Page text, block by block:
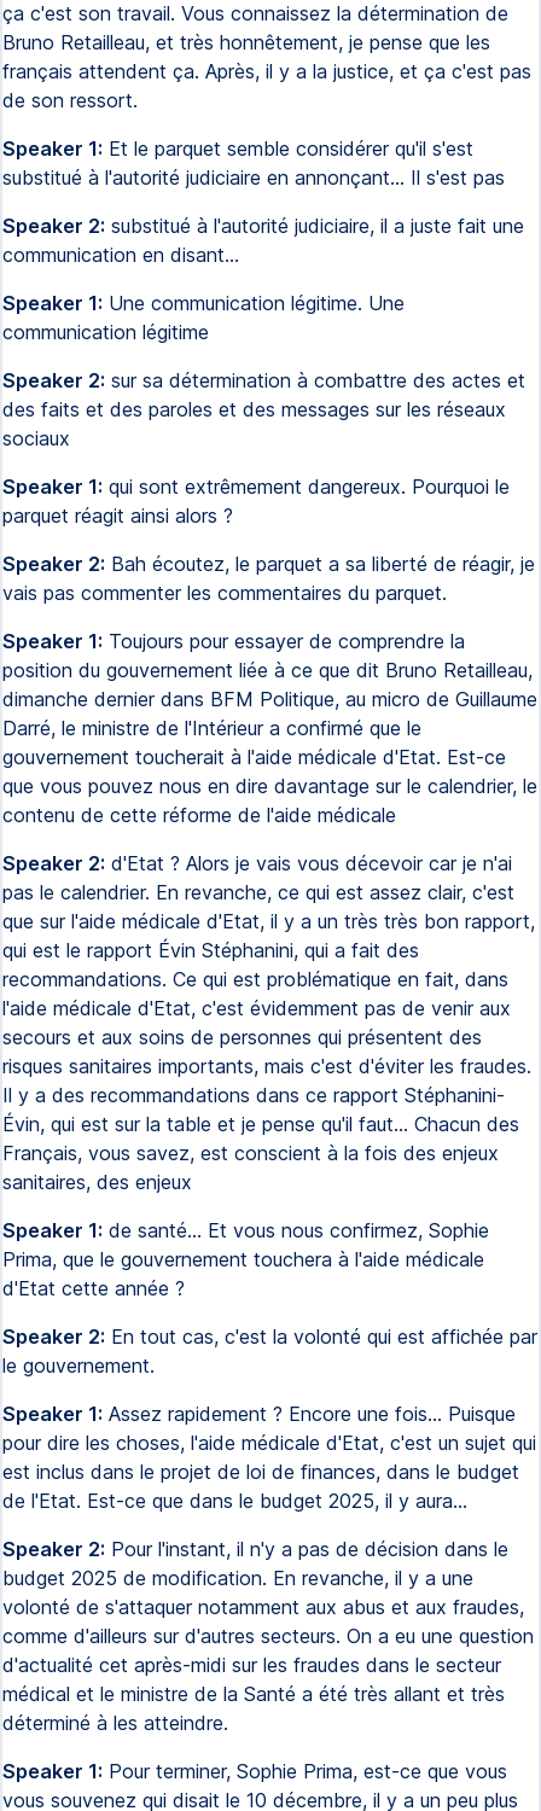
ça c'est son travail. Vous connaissez la détermination de
Bruno Retailleau, et très honnêtement, je pense que les
français attendent ça. Après, il y a la justice, et ça c'est pas
de son ressort.
Speaker 1: Et le parquet semble considérer qu'il s'est
substitué à l'autorité judiciaire en annonçant... Il s'est pas
Speaker 2: substitué à l'autorité judiciaire, il a juste fait une
communication en disant...
Speaker 1: Une communication légitime. Une
communication légitime
Speaker 2: sur sa détermination à combattre des actes et
des faits et des paroles et des messages sur les réseaux
sociaux
Speaker 1: qui sont extrêmement dangereux. Pourquoi le
parquet réagit ainsi alors ?
Speaker 2: Bah écoutez, le parquet a sa liberté de réagir, je
vais pas commenter les commentaires du parquet.
Speaker 1: Toujours pour essayer de comprendre la
position du gouvernement liée à ce que dit Bruno Retailleau,
dimanche dernier dans BFM Politique, au micro de Guillaume
Darré, le ministre de l'Intérieur a confirmé que le
gouvernement toucherait à l'aide médicale d'Etat. Est-ce
que vous pouvez nous en dire davantage sur le calendrier, le
contenu de cette réforme de l'aide médicale
Speaker 2: d'Etat ? Alors je vais vous décevoir car je n'ai
pas le calendrier. En revanche, ce qui est assez clair, c'est
que sur l'aide médicale d'Etat, il y a un très très bon rapport,
qui est le rapport Évin Stéphanini, qui a fait des
recommandations. Ce qui est problématique en fait, dans
l'aide médicale d'Etat, c'est évidemment pas de venir aux
secours et aux soins de personnes qui présentent des
risques sanitaires importants, mais c'est d'éviter les fraudes.
Il y a des recommandations dans ce rapport Stéphanini-
Évin, qui est sur la table et je pense qu'il faut... Chacun des
Français, vous savez, est conscient à la fois des enjeux
sanitaires, des enjeux
Speaker 1: de santé... Et vous nous confirmez, Sophie
Prima, que le gouvernement touchera à l'aide médicale
d'Etat cette année ?
Speaker 2: En tout cas, c'est la volonté qui est affichée par
le gouvernement.
Speaker 1: Assez rapidement ? Encore une fois... Puisque
pour dire les choses, l'aide médicale d'Etat, c'est un sujet qui
est inclus dans le projet de loi de finances, dans le budget
de l'Etat. Est-ce que dans le budget 2025, il y aura...
Speaker 2: Pour l'instant, il n'y a pas de décision dans le
budget 2025 de modification. En revanche, il y a une
volonté de s'attaquer notamment aux abus et aux fraudes,
comme d'ailleurs sur d'autres secteurs. On a eu une question
d'actualité cet après-midi sur les fraudes dans le secteur
médical et le ministre de la Santé a été très allant et très
déterminé à les atteindre.
Speaker 1: Pour terminer, Sophie Prima, est-ce que vous
vous souvenez qui disait le 10 décembre, il y a un peu plus